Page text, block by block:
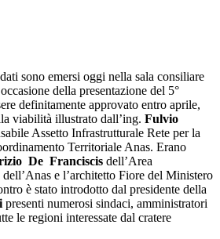
sono emersi oggi nella sala consiliare
della presentazione del 5°
definitamente approvato entro aprile,
viabilità illustrato dall’ing. Fulvio
Assetto Infrastrutturale Rete per la
Territoriale Anas. Erano
De Franciscis dell’Area
e l’architetto Fiore del Ministero
è stato introdotto dal presidente della
presenti numerosi sindaci, amministratori
le regioni interessate dal cratere